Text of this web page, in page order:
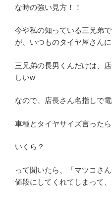
な時の強い見方！！
今や私の知っている三兄弟
が、いつものタイヤ屋さん
三兄弟の長男くんだけは、
しいw
なので、店長さん名指しで電
車種とタイヤサイズ言った
いくら？
って聞いたら、「マツコさ
値段にしてくれてしまって